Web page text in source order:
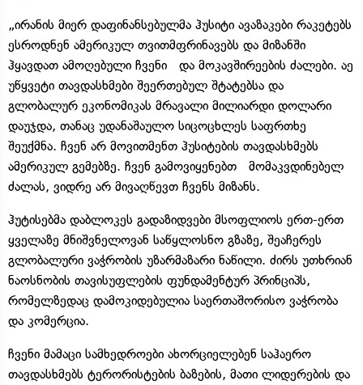
„ირანის მიერ დაფინანსებულმა ჰუსიტი ავაზაკები რაკეტებს
ესროდნენ ამერიკულ თვითმფრინავებს და მიზანში
ჰყავდათ ამოღებული ჩვენი და მოკავშირეების ძალები. აე
უწყვეტი თავდასხმები შეერთებულ შტატებსა და
გლობალურ ეკონომიკას მრავალი მილიარდი დოლარი
დაუჯდა, თანაც უდანაშაულო სიცოცხლეს საფრთხე
შეუქმნა. ჩვენ არ მოვითმენთ ჰუსიტების თავდასხმებს
ამერიკულ გემებზე. ჩვენ გამოვიყენებთ მომაკვდინებელ
ძალას, ვიდრე არ მივაღწევთ ჩვენს მიზანს.
ჰუტისებმა დაბლოკეს გადაზიდვები მსოფლიოს ერთ-ერთ
ყველაზე მნიშვნელოვან საწყლოსნო გზაზე, შეაჩერეს
გლობალური ვაჭრობის უზარმაზარი ნაწილი. ძირს უთხრიან
ნაოსნობის თავისუფლების ფუნდამენტურ პრინციპს,
რომელზედაც დამოკიდებულია საერთაშორისო ვაჭრობა
და კომერცია.
ჩვენი მამაცი სამხედროები ახორციელებენ საჰაერო
თავდასხმებს ტერორისტების ბაზების, მათი ლიდერების და